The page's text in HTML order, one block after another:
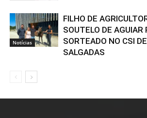
Notícias
FILHO DE
SOUTELO DE AGUIAR
SORTEADO NO CSI
SALGADAS